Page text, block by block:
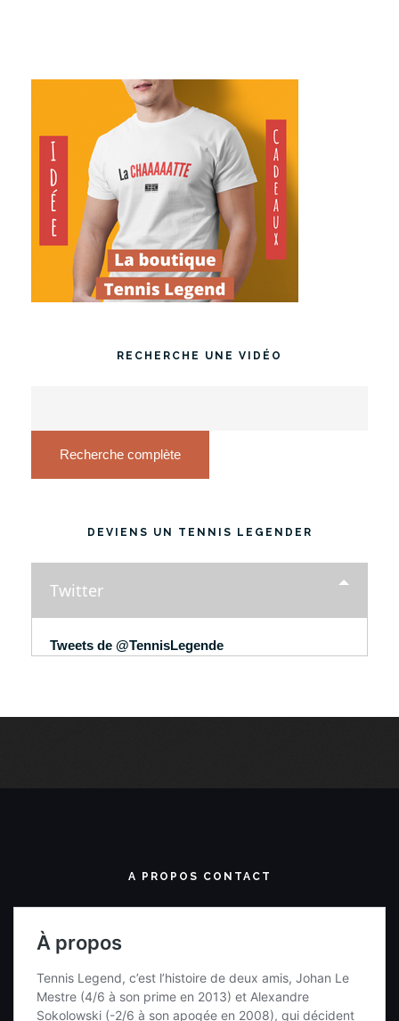
RECHERCHE UNE VIDÉO
Recherche complète
DEVIENS UN TENNIS LEGENDER
Twitter
Tweets de @TennisLegende
A PROPOS CONTACT